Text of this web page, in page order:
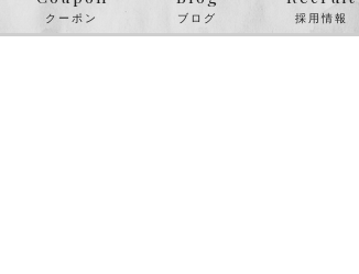
クーポン ブログ 採用情報